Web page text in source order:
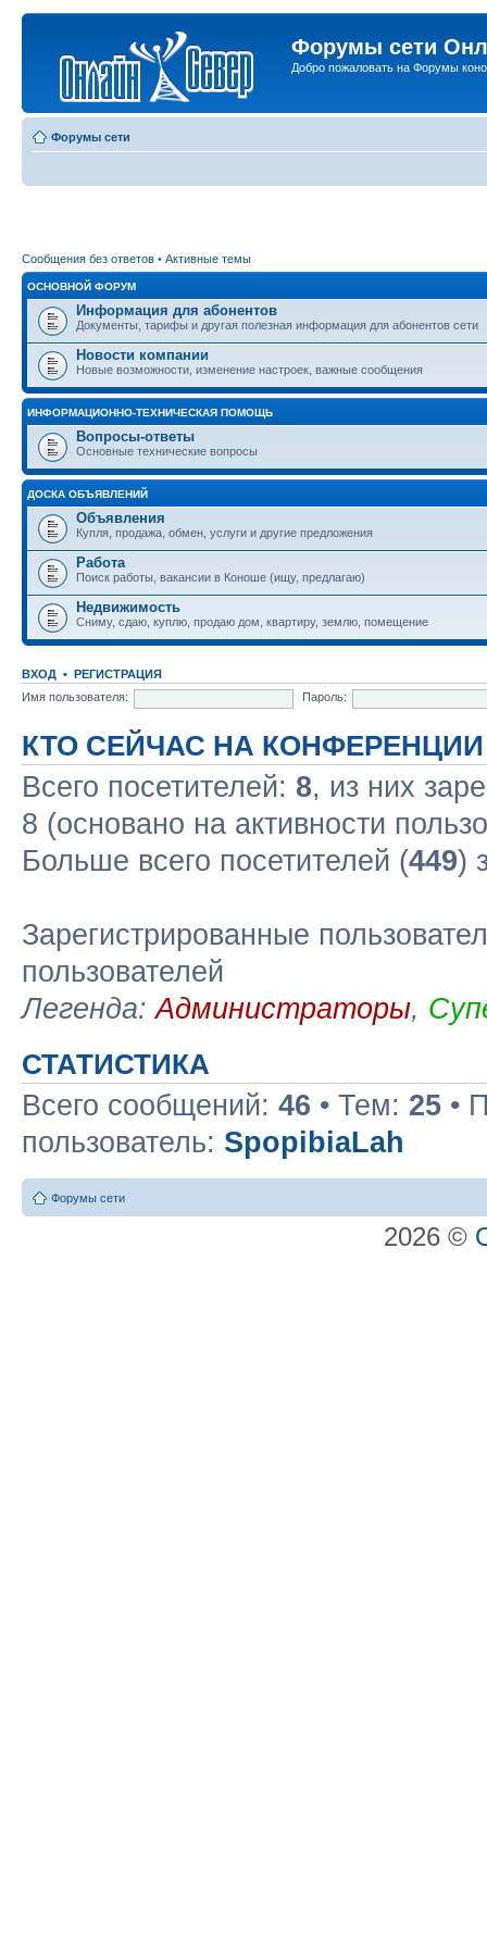
Форумы сети
Добро пожаловать на Форумы
Форумы сети
Сообщения без ответов • Активные темы
ОСНОВНОЙ ФОРУМ
Информация для абонентов
Документы, тарифы и другая полезная информация для абонентов сети
Новости компании
Новые возможности, изменение настроек, важные сообщения
ИНФОРМАЦИОННО-ТЕХНИЧЕСКАЯ ПОМОЩЬ
Вопросы-ответы
Основные технические вопросы
ДОСКА ОБЪЯВЛЕНИЙ
Объявления
Купля, продажа, обмен, услуги и другие предложения
Работа
Поиск работы, вакансии в Коноше (ищу, предлагаю)
Недвижимость
Сниму, сдаю, куплю, продаю дом, квартиру, землю, помещение
ВХОД • РЕГИСТРАЦИЯ
Имя пользователя:
Пароль:
КТО СЕЙЧАС НА КОНФЕРЕНЦИИ
Всего посетителей: 8, из них
8 (основано на активности
Больше всего посетителей (449)
Зарегистрированные
пользователей
Легенда:Администраторы,
СТАТИСТИКА
Всего сообщений: 46 • Тем: 25 •
пользователь: SpopibiaLah
Форумы сети
2026 ©